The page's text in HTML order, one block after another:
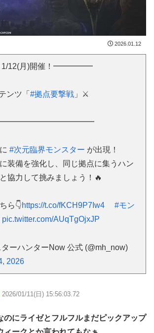
2026.01.12
12(月)開催！━━━━━
ンツ「 #拠点要撃戦 」⚔️
#次元臨界モンスター が出現！
装備を強化し、同じ拠点に集うハン
協力して挑みましょう！🔥
ら👇https://t.co/fKCH9P7Iw4
#モン
pic.twitter.com/AUqTgOjxJP
ーハンターNow 公式 (@mh_now)
2026
2026/01/11(日) 15:56:03.72
のにライゼとフルフルまだピックアップ